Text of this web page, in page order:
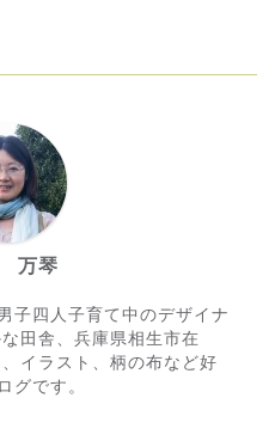
万琴
子四人子育て中のデザイナ
田舎、兵庫県相生市在
イラスト、柄の布など好
グです。